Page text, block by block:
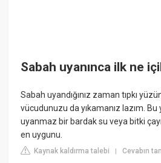
Sabah uyanınca ilk ne
Sabah uyandığınız zaman tıpkı
vücudunuzu da yıkamanız lazım. Bu
uyanmaz bir bardak su veya bitki
en uygunu.
Kaynak kaldırma talebi |Cevabın